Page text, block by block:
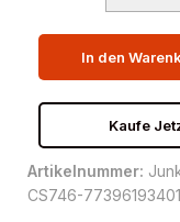
In den
Kaufe
Artikelnummer:
CS746-